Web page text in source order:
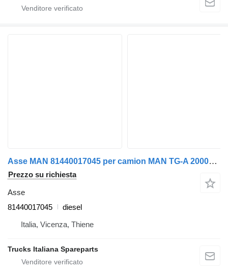
Asse MAN 81440017045 per camion MAN TG-A 2000>2007
Prezzo su richiesta
Asse
81440017045
diesel
Italia, Vicenza, Thiene
Trucks Italiana Spareparts